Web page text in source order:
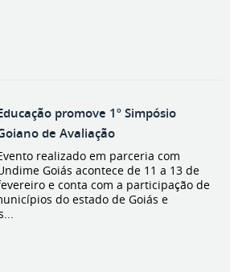
promove 1º Simpósio
de Avaliação
realizado em parceria com
Goiás acontece de 11 a 13 de
e conta com a participação de
do estado de Goiás e